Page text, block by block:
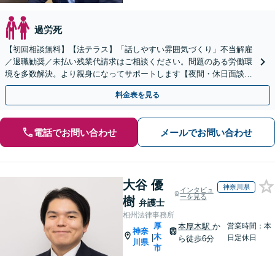
過労死
【初回相談無料】【法テラス】「話しやすい雰囲気づくり」不当解雇
／退職勧奨／未払い残業代請求はご相談ください。問題のある労働環
境を多数解決。より親身になってサポートします【夜間・休日面談】
【四条駅徒歩4分／五条駅徒歩2分】
料金表を見る
電話でお問い合わせ メールでお問い合わせ
大谷 優
樹 弁護士
インタビュ
ーを見る
神奈川県
相州法律事務所
神奈
川県
|
厚
木
市
本厚木駅か
ら徒歩6分
営業時間：本
日定休日